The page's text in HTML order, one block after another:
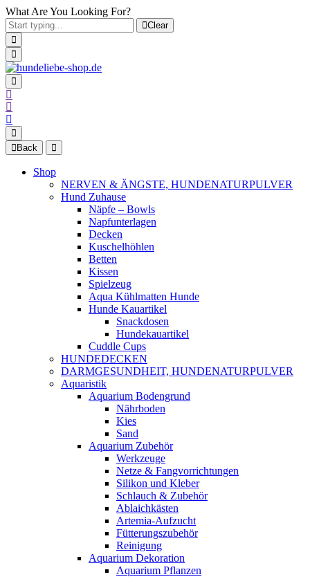
What Are You Looking For?
Clear
Back
Shop
NERVEN & ÄNGSTE, HUNDENATURPULVER
Hund Zuhause
Näpfe – Bowls
Napfunterlagen
Decken
Kuschelhöhlen
Betten
Kissen
Spielzeug
Aqua Kühlmatten Hunde
Hunde Kauartikel
Snackdosen
Hundekauartikel
Cuddle Cups
HUNDEDECKEN
DARMGESUNDHEIT, HUNDENATURPULVER
Aquaristik
Aquarium Bodengrund
Nährboden
Kies
Sand
Aquarium Zubehör
Werkzeuge
Netze & Fangvorrichtungen
Silikon und Kleber
Schlauch & Zubehör
Ablaichkästen
Artemia-Aufzucht
Fütterungszubehör
Reinigung
Aquarium Dekoration
Aquarium Pflanzen